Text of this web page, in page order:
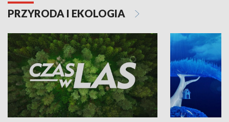
PRZYRODA I EKOLOGIA